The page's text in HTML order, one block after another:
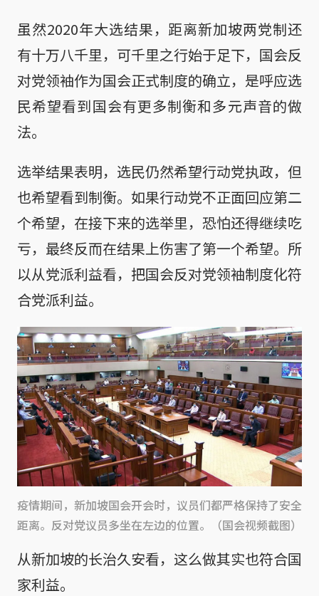
虽然2020年大选结果，距离新加坡两党制还
有十万八千里，可千里之行始于足下，国会反
对党领袖作为国会正式制度的确立，是呼应选
民希望看到国会有更多制衡和多元声音的做
法。
选举结果表明，选民仍然希望行动党执政，但
也希望看到制衡。如果行动党不正面回应第二
个希望，在接下来的选举里，恐怕还得继续吃
亏，最终反而在结果上伤害了第一个希望。所
以从党派利益看，把国会反对党领袖制度化符
合党派利益。
疫情期间，新加坡国会开会时，议员们都严格保持了安全
距离。反对党议员多坐在左边的位置。（国会视频截图）
从新加坡的长治久安看，这么做其实也符合国
家利益。